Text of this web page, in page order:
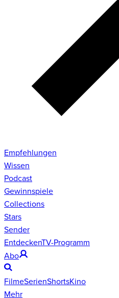
Empfehlungen
Wissen
Podcast
Gewinnspiele
Collections
Stars
Sender
EntdeckenTV-Programm
Abo
FilmeSerienShortsKino
Mehr